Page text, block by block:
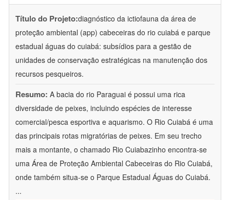
Título do Projeto:diagnóstico da ictiofauna da área de
proteção ambiental (app) cabeceiras do rio cuiabá e parque
estadual águas do cuiabá: subsídios para a gestão de
unidades de conservação estratégicas na manutenção dos
recursos pesqueiros.
Resumo: A bacia do rio Paraguai é possui uma rica
diversidade de peixes, incluindo espécies de interesse
comercial/pesca esportiva e aquarismo. O Rio Cuiabá é uma
das principais rotas migratórias de peixes. Em seu trecho
mais a montante, o chamado Rio Cuiabazinho encontra-se
uma Área de Proteção Ambiental Cabeceiras do Rio Cuiabá,
onde também situa-se o Parque Estadual Águas do Cuiabá.
...